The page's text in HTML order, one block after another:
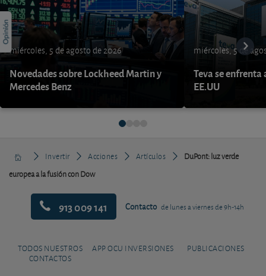
miércoles, 5 de agosto de 2026
Novedades sobre Lockheed Martin y
Mercedes Benz
miércoles, 5 de
Teva se enfrenta
EE.UU
Invertir Acciones Artículos
DuPont: luz verde
europea a la fusión con Dow
913 009 141 Contacto de lunes a viernes de 9h-14h
TODOS NUESTROS
CONTACTOS
APP OCU INVERSIONES PUBLICACIONES